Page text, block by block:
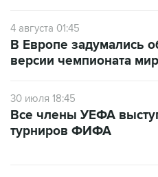
4 августа 01:45
В Европе задумались
версии чемпионата
30 июля 18:45
Все члены УЕФА
турниров ФИФА